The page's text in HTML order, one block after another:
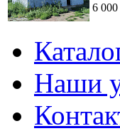
6 000
Наши